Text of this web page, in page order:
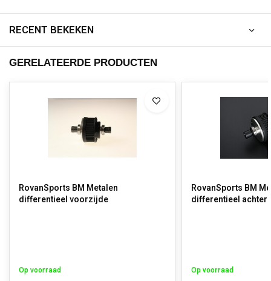
RECENT BEKEKEN
GERELATEERDE PRODUCTEN
RovanSports BM Metalen
differentieel voorzijde
Op voorraad
RovanSports BM
differentieel
Op voorraad